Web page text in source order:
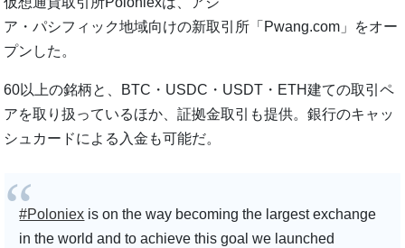
ア・パシフィック地域向けの新取引所「Pwang.com」をオー
プンした。
60以上の銘柄と、BTC・USDC・USDT・ETH建ての取引ペ
アを取り扱っているほか、証拠金取引も提供。銀行のキャッ
シュカードによる入金も可能だ。
#Poloniex is on the way becoming the largest exchange
in the world and to achieve this goal we launched